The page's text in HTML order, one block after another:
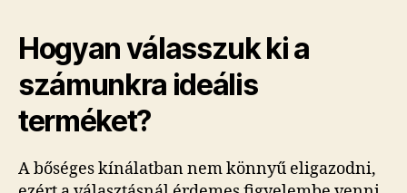
Hogyan válasszuk ki a
számunkra ideális
terméket?
A bőséges kínálatban nem könnyű eligazodni,